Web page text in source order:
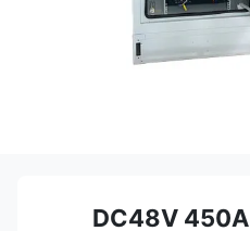
سیستم برق پشتیبان DC48V 450A